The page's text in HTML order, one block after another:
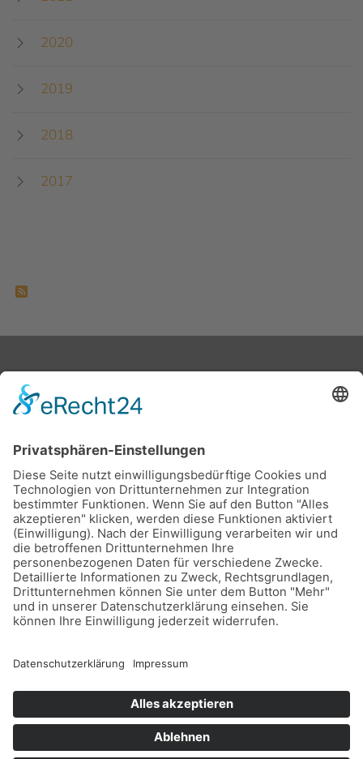
2020
2019
2018
2017
Stadtwerke Buxtehude GmbH, Ziegelkamp 8, 21614
Buxtehude
Karriere Downloads
Schlichtungsstelle
Vertrag kündigen
Sitemap
Leichte Sprache